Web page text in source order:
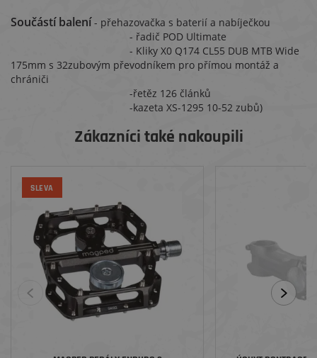
Součástí balení- přehazovačka s baterií a nabíječkou
- řadič POD Ultimate
- Kliky X0 Q174 CL55 DUB MTB Wide
175mm s 32zubovým převodníkem pro přímou montáž a
chrániči
-řetěz 126 článků
-kazeta XS-1295 10-52 zubů)
Zákazníci také nakoupili
SLEVA